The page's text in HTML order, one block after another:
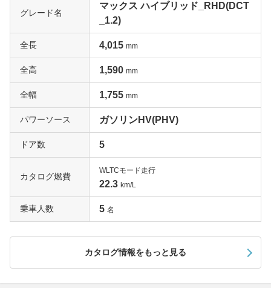
グレード名
マックス ハイブリッド_RHD(DCT
_1.2)
全長 4,015 mm
全高 1,590 mm
全幅 1,755 mm
パワーソース ガソリンHV(PHV)
ドア数 5
カタログ燃費
WLTCモード走行
22.3 km/L
乗車人数 5 名
カタログ情報をもっと見る